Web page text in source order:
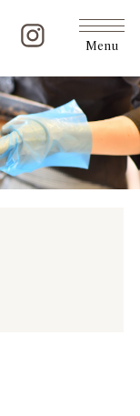
Menu